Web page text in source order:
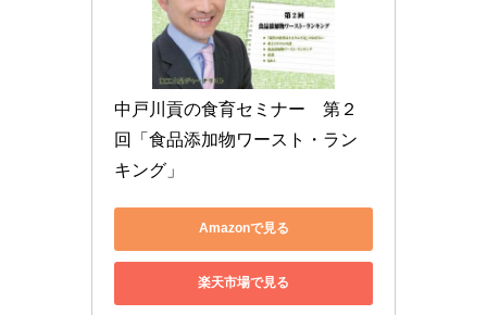
中戸川貢の食育セミナー　第２
回「食品添加物ワースト・ラン
キング」
Amazonで見る
楽天市場で見る